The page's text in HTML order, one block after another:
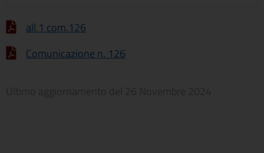
all.1 com.126
Comunicazione n. 126